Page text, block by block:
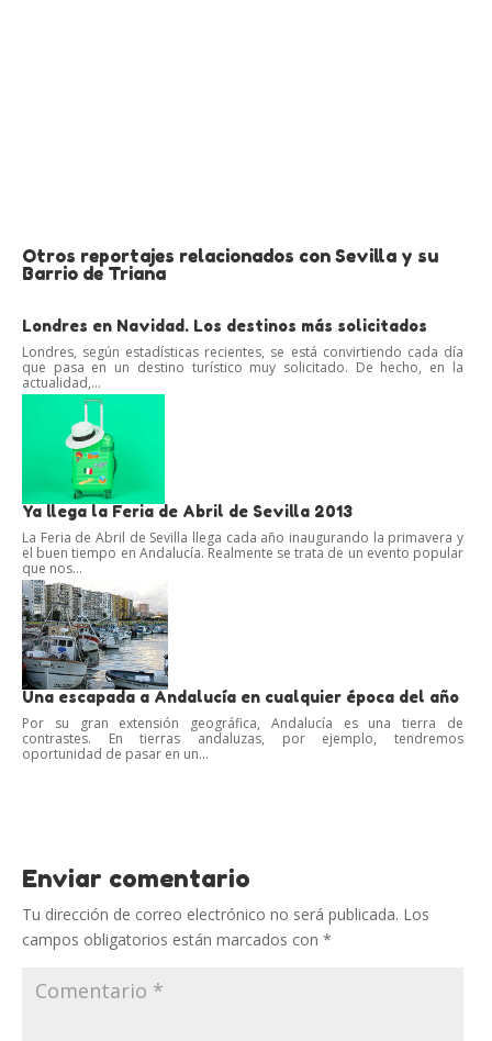
Otros reportajes relacionados con Sevilla y su
Barrio de Triana
Londres en Navidad. Los destinos más solicitados
Londres, según estadísticas recientes, se está convirtiendo cada día
que pasa en un destino turístico muy solicitado. De hecho, en la
actualidad,...
Ya llega la Feria de Abril de Sevilla 2013
La Feria de Abril de Sevilla llega cada año inaugurando la primavera y
el buen tiempo en Andalucía. Realmente se trata de un evento popular
que nos...
Una escapada a Andalucía en cualquier época del año
Por su gran extensión geográfica, Andalucía es una tierra de
contrastes. En tierras andaluzas, por ejemplo, tendremos
oportunidad de pasar en un...
Enviar comentario
Tu dirección de correo electrónico no será publicada. Los
campos obligatorios están marcados con *